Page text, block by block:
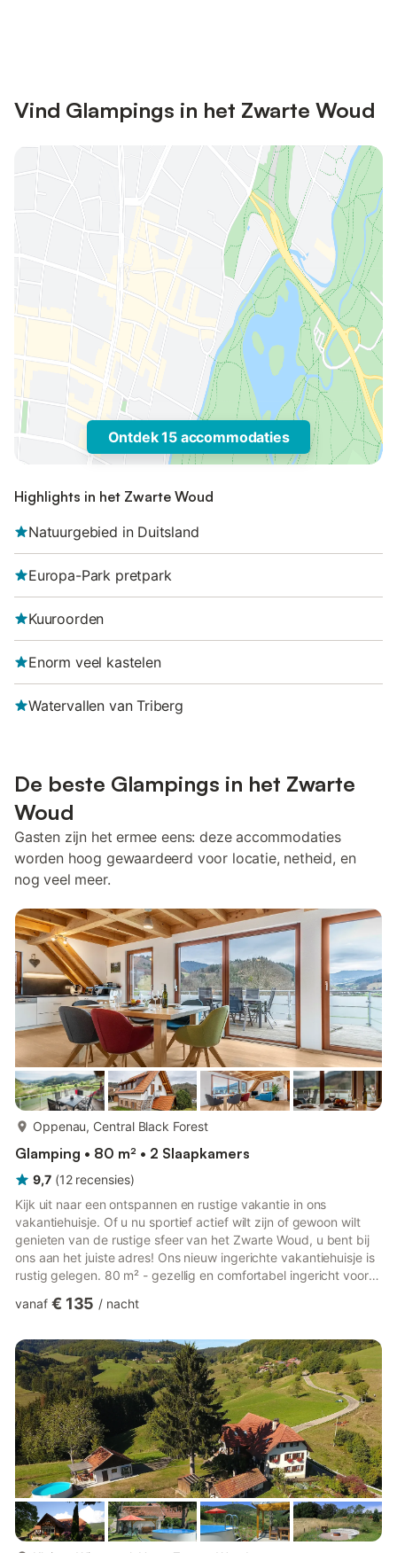
Vind Glampings in het Zwarte Woud
Ontdek 15 accommodaties
Highlights in het Zwarte Woud
Natuurgebied in Duitsland
Europa-Park pretpark
Kuuroorden
Enorm veel kastelen
Watervallen van Triberg
De beste Glampings in het Zwarte
Woud
Gasten zijn het ermee eens: deze accommodaties
worden hoog gewaardeerd voor locatie, netheid, en
nog veel meer.
Oppenau, Central Black Forest
Glamping • 80 m² • 2 Slaapkamers
9,7 (12 recensies)
Kijk uit naar een ontspannen en rustige vakantie in ons
vakantiehuisje. Of u nu sportief actief wilt zijn of gewoon wilt
genieten van de rustige sfeer van het Zwarte Woud, u bent bij
ons aan het juiste adres! Ons nieuw ingerichte vakantiehuisje is
rustig gelegen. 80 m² - gezellig en comfortabel ingericht voor 2
volledig uitgeruste keuken met Thermomix, vaatwasser etc.,
over een wasmachine en een kluis voor het veilig opbergen van
uw waardevolles. Kijk uit naar een ontspannen...
vanaf € 135 / nacht